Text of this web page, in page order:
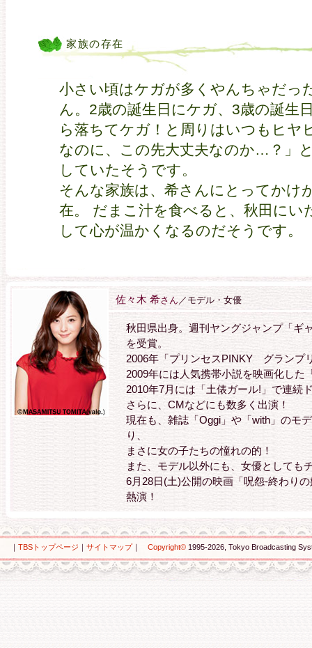
家族の存在
小さい頃はケガが多くやんちゃだっ
ん。2歳の誕生日にケガ、3歳の誕生
ら落ちてケガ！と周りはいつもヒヤ
なのに、この先大丈夫なのか…？」
していたそうです。
そんな家族は、希さんにとってかけ
在。 だまこ汁を食べると、秋田にい
して心が温かくなるのだそうです。
佐々木 希さん／モデル・女優
秋田県出身。週刊ヤングジャンプ「
を受賞。
2006年「プリンセスPINKY グランプ
2009年には人気携帯小説を映画化した
2010年7月には「土俵ガール!」で連続
さらに、CMなどにも数多く出演！
現在も、雑誌「Oggi」や「with」のモ
り、
まさに女の子たちの憧れの的！
また、モデル以外にも、女優としても
6月28日(土)公開の映画「呪怨-終わり
熱演！
｜ TBSトップページ ｜ サイトマップ｜ Copyright© 1995-2026, Tokyo Broadcasting